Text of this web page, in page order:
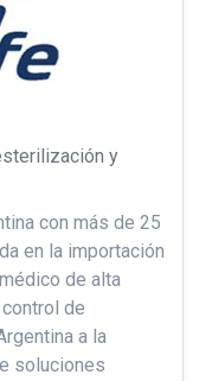
y
con más de 25
en la importación
de alta
de
a la
soluciones